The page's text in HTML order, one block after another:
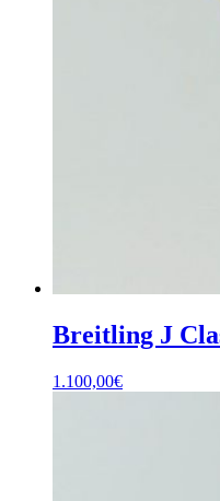
Breitling J
1.100,00€